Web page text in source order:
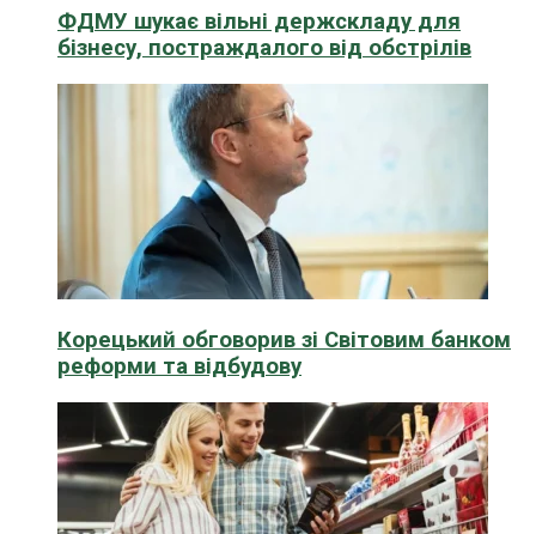
ФДМУ шукає вільні держскладу для
бізнесу, постраждалого від обстрілів
Корецький обговорив зі Світовим банком
реформи та відбудову